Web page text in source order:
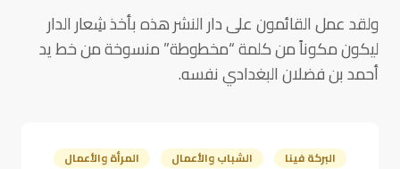
ولقد عمل القائمون على دار النشر هذه بأخذ شِعار الدار
ليكون مكوناً من كلمة “مخطوطة” منسوخة من خط يد
أحمد بن فضلان البغدادي نفسه.
البركة فينا الشباب والأعمال المرأة والأعمال